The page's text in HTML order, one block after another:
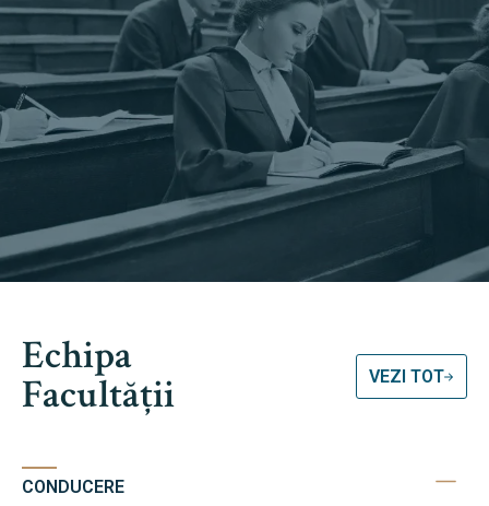
Echipa
Facultății VEZI TOT
CONDUCERE